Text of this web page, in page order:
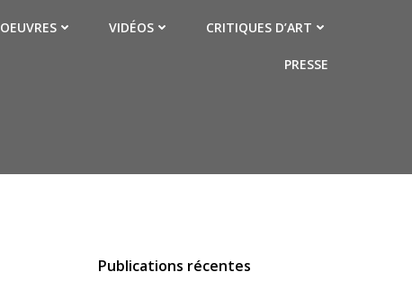
OEUVRES VIDÉOS CRITIQUES D’ART
PRESSE
Publications récentes